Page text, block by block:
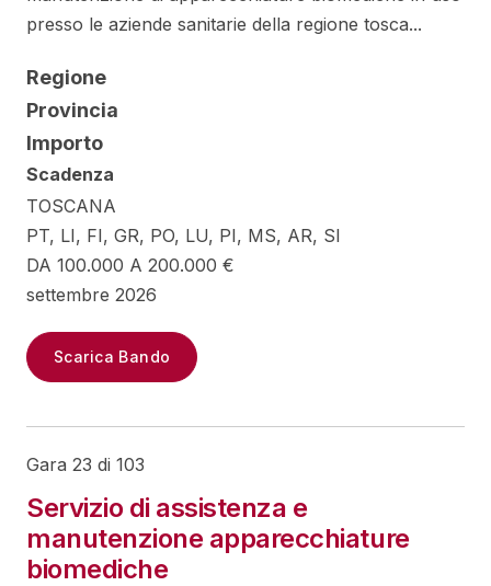
presso le aziende sanitarie della regione tosca...
Regione
Provincia
Importo
Scadenza
TOSCANA
PT, LI, FI, GR, PO, LU, PI, MS, AR, SI
DA 100.000 A 200.000 €
settembre 2026
Scarica Bando
Gara 23 di 103
Servizio di assistenza e
manutenzione apparecchiature
biomediche